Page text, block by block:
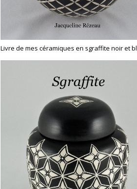
Livre de mes céramiques en sgraffite noir et